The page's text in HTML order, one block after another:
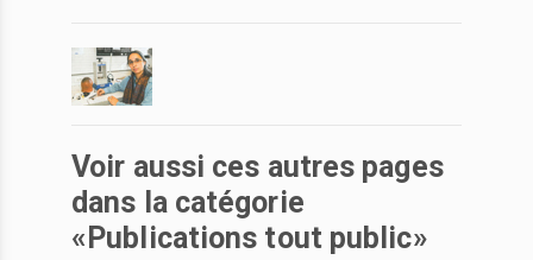
Voir aussi ces autres pages
dans la catégorie
«Publications tout public»